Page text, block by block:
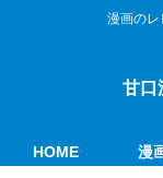
漫画のレ
甘口
HOME 漫